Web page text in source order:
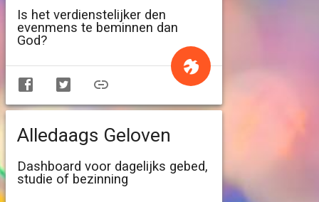
Is het verdienstelijker den
evenmens te beminnen dan
God?
Alledaags Geloven
Dashboard voor dagelijks gebed,
studie of bezinning